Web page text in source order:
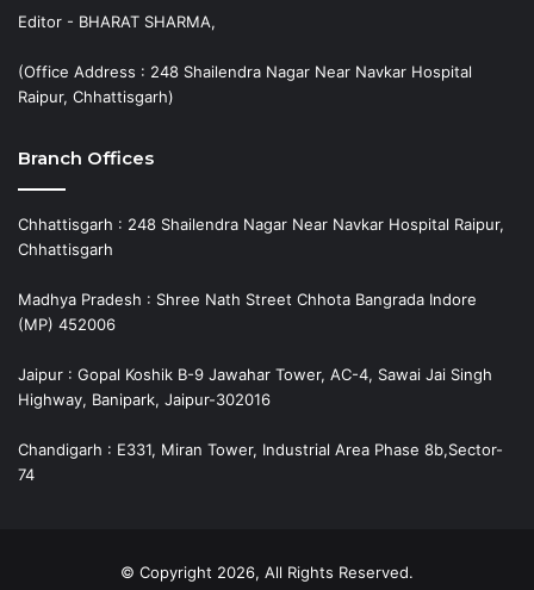
Editor - BHARAT SHARMA,
(Office Address : 248 Shailendra Nagar Near Navkar Hospital
Raipur, Chhattisgarh)
Branch Offices
Chhattisgarh : 248 Shailendra Nagar Near Navkar Hospital Raipur,
Chhattisgarh
Madhya Pradesh : Shree Nath Street Chhota Bangrada Indore
(MP) 452006
Jaipur : Gopal Koshik B-9 Jawahar Tower, AC-4, Sawai Jai Singh
Highway, Banipark, Jaipur-302016
Chandigarh : E331, Miran Tower, Industrial Area Phase 8b,Sector-
74
© Copyright 2026, All Rights Reserved.